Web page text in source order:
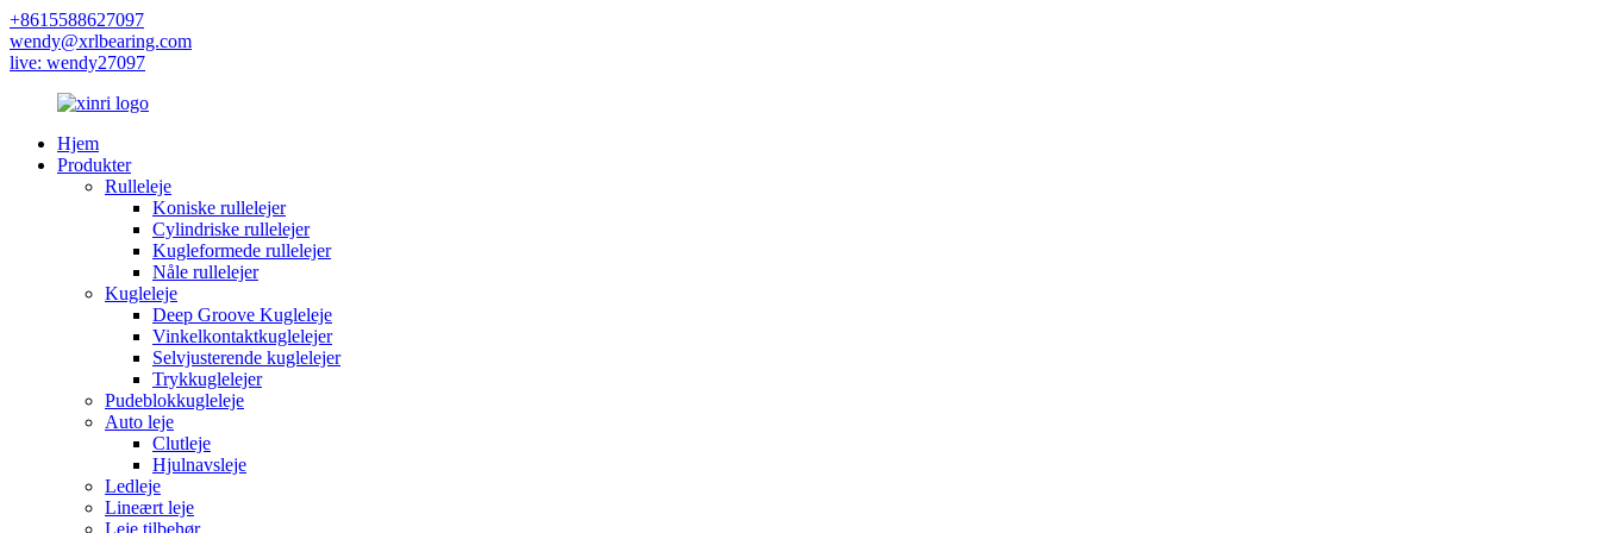
+8615588627097
wendy@xrlbearing.com
live: wendy27097
Hjem
Produkter
Rulleleje
Koniske rullelejer
Cylindriske rullelejer
Kugleformede rullelejer
Nåle rullelejer
Kugleleje
Deep Groove Kugleleje
Vinkelkontaktkuglelejer
Selvjusterende kuglelejer
Trykkuglelejer
Pudeblokkugleleje
Auto leje
Clutleje
Hjulnavsleje
Ledleje
Lineært leje
Leje tilbehør